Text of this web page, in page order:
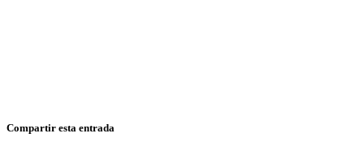
Compartir esta entrada